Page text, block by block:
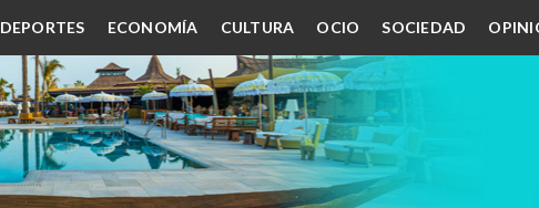
DEPORTES ECONOMÍA CULTURA OCIO SOCIEDAD